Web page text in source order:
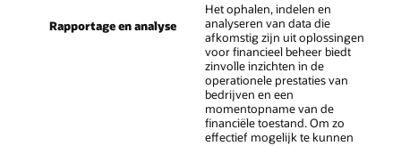
Rapportage en analyse
Het ophalen, indelen en
analyseren van data die
afkomstig zijn uit oplossingen
voor financieel beheer biedt
zinvolle inzichten in de
operationele prestaties van
bedrijven en een
momentopname van de
financiële toestand. Om zo
effectief mogelijk te kunnen